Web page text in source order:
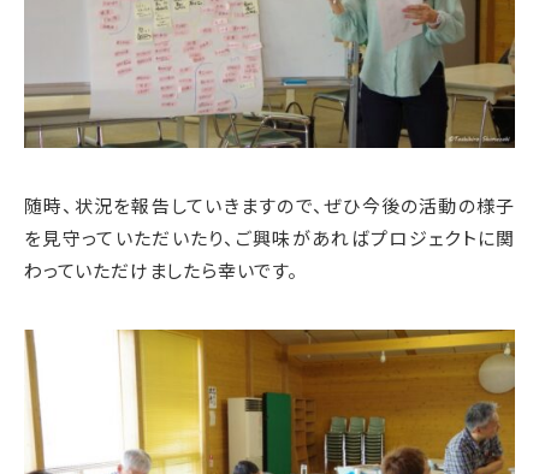
随時、状況を報告していきますので、ぜひ今後の活動の様子
を見守っていただいたり、ご興味があればプロジェクトに関
わっていただけましたら幸いです。